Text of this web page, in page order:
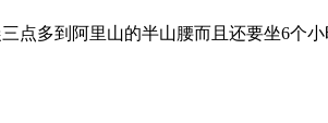
点多到阿里山的半山腰而且还要坐6个小